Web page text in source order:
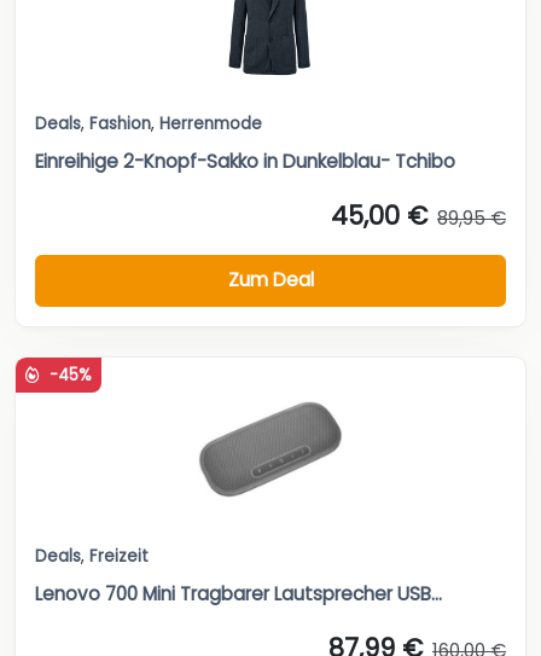
Deals, Fashion, Herrenmode
Einreihige 2-Knopf-Sakko in Dunkelblau- Tchibo
45,00 € 89,95 €
Zum Deal
-45%
Deals, Freizeit
Lenovo 700 Mini Tragbarer Lautsprecher USB...
87,99 € 160,00 €